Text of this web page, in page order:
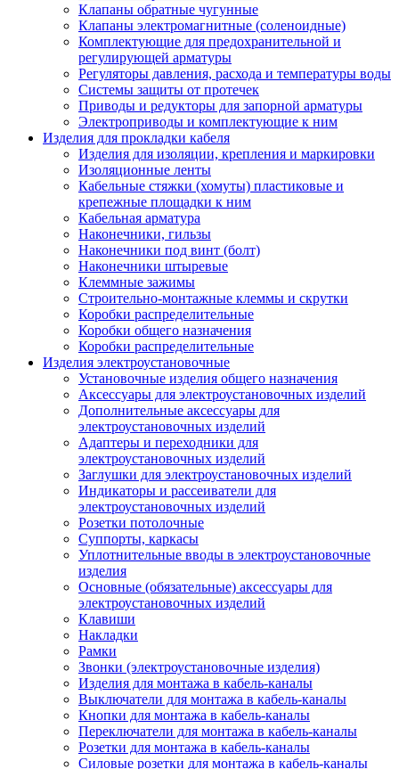
Клапаны обратные чугунные
Клапаны электромагнитные (соленоидные)
Комплектующие для предохранительной и
регулирующей арматуры
Регуляторы давления, расхода и температуры воды
Системы защиты от протечек
Приводы и редукторы для запорной арматуры
Электроприводы и комплектующие к ним
Изделия для прокладки кабеля
Изделия для изоляции, крепления и маркировки
Изоляционные ленты
Кабельные стяжки (хомуты) пластиковые и
крепежные площадки к ним
Кабельная арматура
Наконечники, гильзы
Наконечники под винт (болт)
Наконечники штыревые
Клеммные зажимы
Строительно-монтажные клеммы и скрутки
Коробки распределительные
Коробки общего назначения
Коробки распределительные
Изделия электроустановочные
Установочные изделия общего назначения
Аксессуары для электроустановочных изделий
Дополнительные аксессуары для
электроустановочных изделий
Адаптеры и переходники для
электроустановочных изделий
Заглушки для электроустановочных изделий
Индикаторы и рассеиватели для
электроустановочных изделий
Розетки потолочные
Суппорты, каркасы
Уплотнительные вводы в электроустановочные
изделия
Основные (обязательные) аксессуары для
электроустановочных изделий
Клавиши
Накладки
Рамки
Звонки (электроустановочные изделия)
Изделия для монтажа в кабель-каналы
Выключатели для монтажа в кабель-каналы
Кнопки для монтажа в кабель-каналы
Переключатели для монтажа в кабель-каналы
Розетки для монтажа в кабель-каналы
Силовые розетки для монтажа в кабель-каналы